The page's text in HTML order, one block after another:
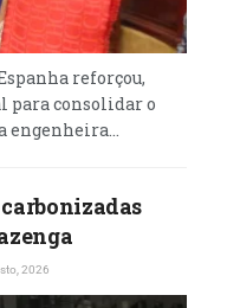
reforçou,
para consolidar o
engenheira...
2026